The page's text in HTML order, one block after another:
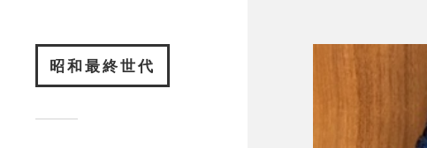
昭和最終世代